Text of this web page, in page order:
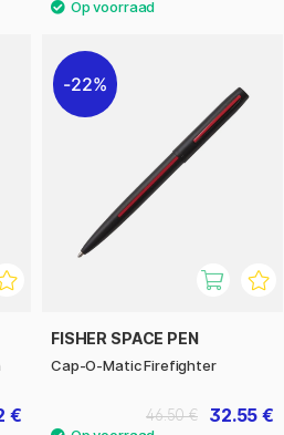
€
22%
FISHER SPACE PEN
Cap-O-Matic Firefighter
32.55 €
46.50 €